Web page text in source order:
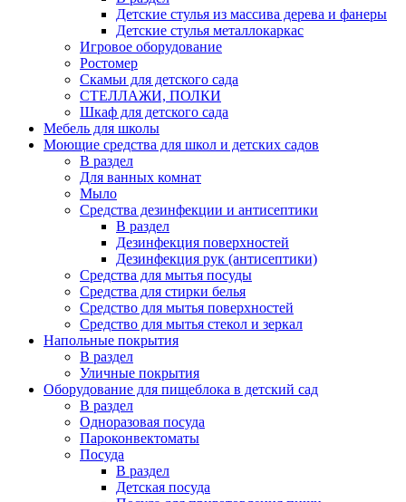
Детские стулья из массива дерева и фанеры
Детские стулья металлокаркас
Игровое оборудование
Ростомер
Скамьи для детского сада
СТЕЛЛАЖИ, ПОЛКИ
Шкаф для детского сада
Мебель для школы
Моющие средства для школ и детских садов
В раздел
Для ванных комнат
Мыло
Средства дезинфекции и антисептики
В раздел
Дезинфекция поверхностей
Дезинфекция рук (антисептики)
Средства для мытья посуды
Средства для стирки белья
Средство для мытья поверхностей
Средство для мытья стекол и зеркал
Напольные покрытия
В раздел
Уличные покрытия
Оборудование для пищеблока в детский сад
В раздел
Одноразовая посуда
Пароконвектоматы
Посуда
В раздел
Детская посуда